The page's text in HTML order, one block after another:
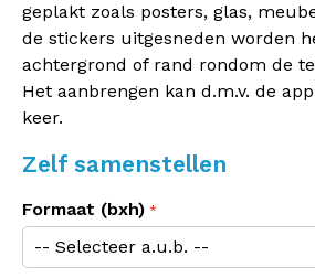
geplakt zoals posters, glas,
de stickers uitgesneden worden
achtergrond of rand rondom de
Het aanbrengen kan d.m.v. de
keer.
Zelf samenstellen
Formaat (bxh)